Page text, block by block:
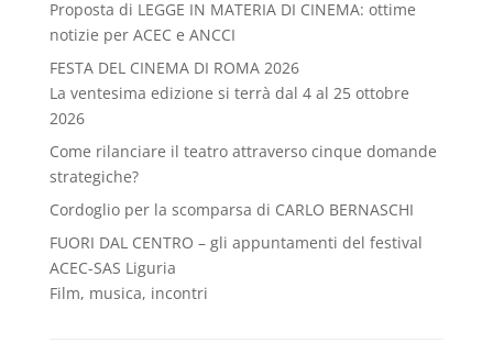
Proposta di LEGGE IN MATERIA DI CINEMA: ottime
notizie per ACEC e ANCCI
FESTA DEL CINEMA DI ROMA 2026
La ventesima edizione si terrà dal 4 al 25 ottobre
2026
Come rilanciare il teatro attraverso cinque domande
strategiche?
Cordoglio per la scomparsa di CARLO BERNASCHI
FUORI DAL CENTRO – gli appuntamenti del festival
ACEC-SAS Liguria
Film, musica, incontri